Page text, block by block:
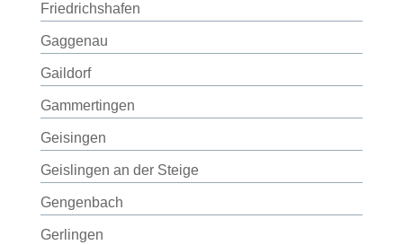
Friedrichshafen
Gaggenau
Gaildorf
Gammertingen
Geisingen
Geislingen an der Steige
Gengenbach
Gerlingen